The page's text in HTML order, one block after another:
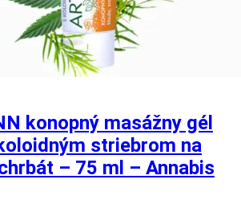
konopný masážny gél
striebrom na
– 75 ml – Annabis